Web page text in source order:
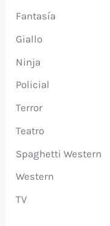
Fantasía
Giallo
Ninja
Policial
Terror
Teatro
Spaghetti Western
Western
TV